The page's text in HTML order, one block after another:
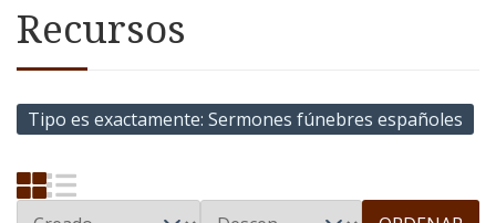
Recursos
Tipo es exactamente Sermones fúnebres españoles